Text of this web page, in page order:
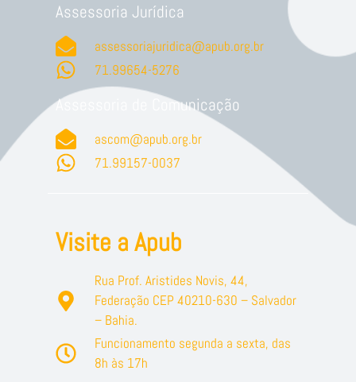
Assessoria Jurídica
assessoriajuridica@apub.org.br
71.99654-5276
Assessoria de Comunicação
ascom@apub.org.br
71.99157-0037
Visite a Apub
Rua Prof. Aristides Novis, 44,
Federação CEP 40210-630 – Salvador
– Bahia.
Funcionamento segunda a sexta, das
8h às 17h